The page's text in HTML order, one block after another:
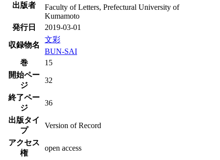
出版者
Faculty of Letters, Prefectural University of
Kumamoto
発行日
2019-03-01
収録物名
文彩
BUN-SAI
巻
15
開始ペー
ジ
32
終了ペー
ジ
36
出版タイ
プ
Version of Record
アクセス
権
open access